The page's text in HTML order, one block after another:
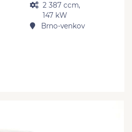
2 387 ccm,
147 kW
Brno-venkov